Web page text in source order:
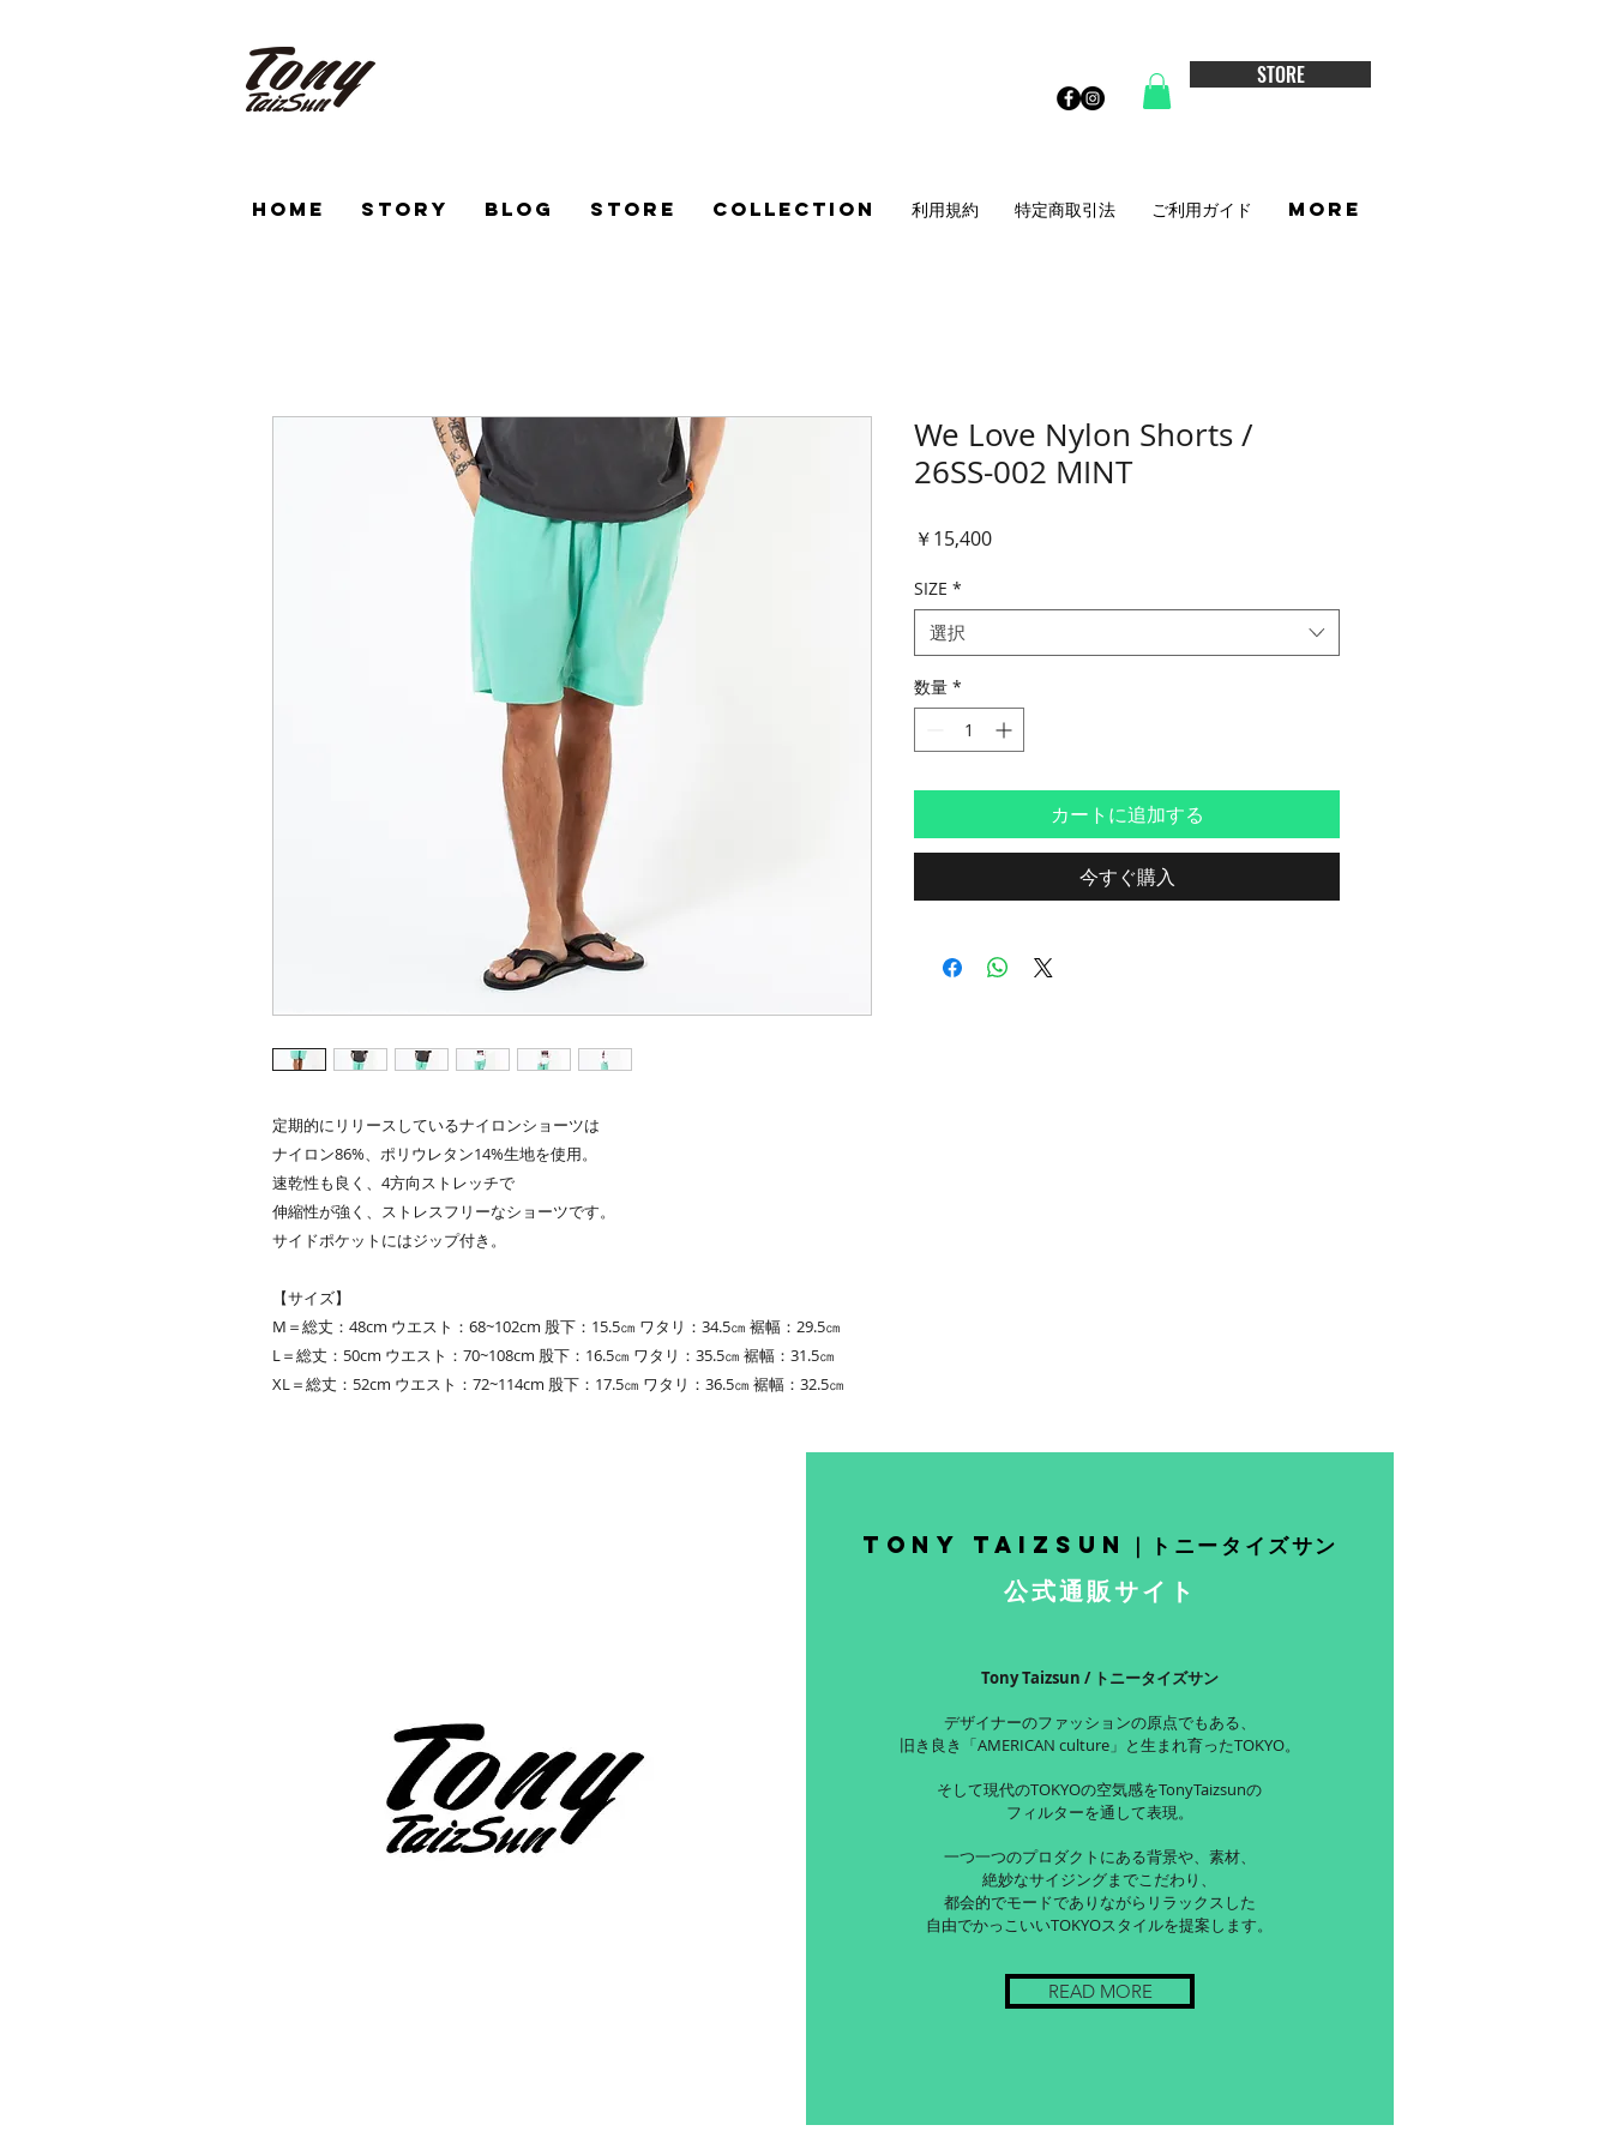
STORE
HOME STORY BLOG STORE COLLECTION 利用規約 特定商取引法 ご利用ガイド More
定期的にリリースしているナイロンショーツは
ナイロン86%、ポリウレタン14%生地を使用。
速乾性も良く、4方向ストレッチで
伸縮性が強く、ストレスフリーなショーツです。
サイドポケットにはジップ付き。
【サイズ】
M＝総丈：48cm ウエスト：68~102cm 股下：15.5㎝ ワタリ：34.5㎝ 裾幅：29.5㎝
L＝総丈：50cm ウエスト：70~108cm 股下：16.5㎝ ワタリ：35.5㎝ 裾幅：31.5㎝
XL＝総丈：52cm ウエスト：72~114cm 股下：17.5㎝ ワタリ：36.5㎝ 裾幅：32.5㎝
We Love Nylon Shorts /
26SS-002 MINT
￥15,400価
SIZE *
選択
数量 *
カートに追加する
今すぐ購入
Tony Taizsun｜トニータイズサン
公式通販サイト
Tony Taizsun / トニータイズサン
デザイナーのファッションの原点でもある、
旧き良き「AMERICAN culture」と生まれ育ったTOKYO。
そして現代のTOKYOの空気感をTonyTaizsunの
フィルターを通して表現。
一つ一つのプロダクトにある背景や、素材、
絶妙なサイジングまでこだわり、
都会的でモードでありながらリラックスした
自由でかっこいいTOKYOスタイルを提案します。
READ MORE